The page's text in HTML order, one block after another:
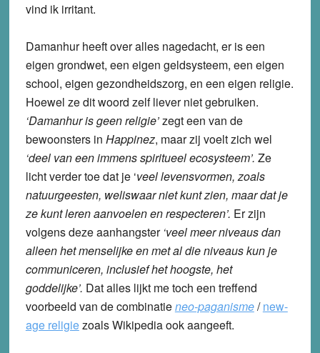
vind ik irritant.
Damanhur heeft over alles nagedacht, er is een
eigen grondwet, een eigen geldsysteem, een eigen
school, eigen gezondheidszorg, en een eigen religie.
Hoewel ze dit woord zelf liever niet gebruiken.
‘Damanhur is geen religie’zegt een van de
bewoonsters in Happinez, maar zij voelt zich wel
‘deel van een immens spiritueel ecosysteem’. Ze
licht verder toe dat je ‘veel levensvormen, zoals
natuurgeesten, weliswaar niet kunt zien, maar dat je
ze kunt leren aanvoelen en respecteren’. Er zijn
volgens deze aanhangster ‘veel meer niveaus dan
alleen het menselijke en met al die niveaus kun je
communiceren, inclusief het hoogste, het
goddelijke’. Dat alles lijkt me toch een treffend
voorbeeld van de combinatieneo-paganisme/new-
age religiezoals Wikipedia ook aangeeft.